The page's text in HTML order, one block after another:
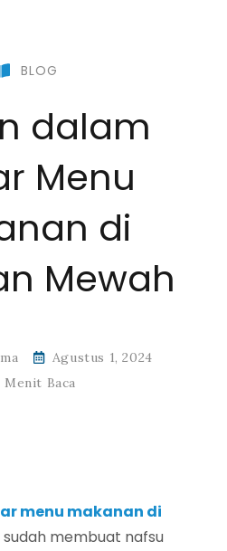
BLOG
dalam
Menu
di
Mewah
Agustus 1, 2024
Menit Baca
menu makanan di
sudah membuat nafsu